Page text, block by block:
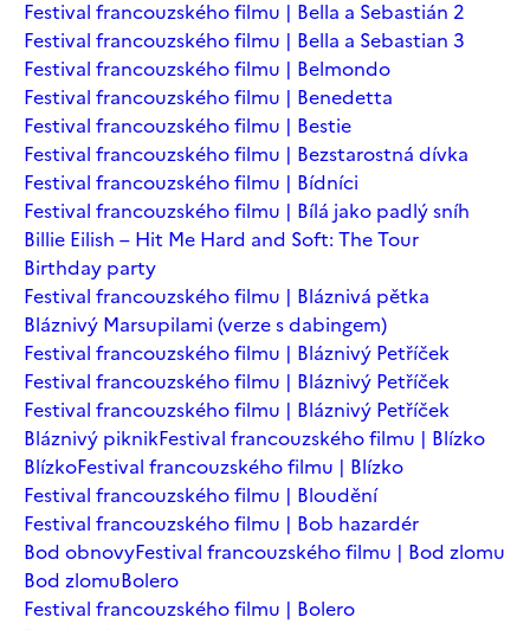
Festival francouzského filmu | Bella a Sebastián 2
Festival francouzského filmu | Bella a Sebastian 3
Festival francouzského filmu | Belmondo
Festival francouzského filmu | Benedetta
Festival francouzského filmu | Bestie
Festival francouzského filmu | Bezstarostná dívka
Festival francouzského filmu | Bídníci
Festival francouzského filmu | Bílá jako padlý sníh
Billie Eilish – Hit Me Hard and Soft: The Tour
Birthday party
Festival francouzského filmu | Bláznivá pětka
Bláznivý Marsupilami (verze s dabingem)
Festival francouzského filmu | Bláznivý Petříček
Festival francouzského filmu | Bláznivý Petříček
Festival francouzského filmu | Bláznivý Petříček
Bláznivý piknikFestival francouzského filmu | Blízko
BlízkoFestival francouzského filmu | Blízko
Festival francouzského filmu | Bloudění
Festival francouzského filmu | Bob hazardér
Bod obnovyFestival francouzského filmu | Bod zlomu
Bod zlomuBolero
Festival francouzského filmu | Bolero